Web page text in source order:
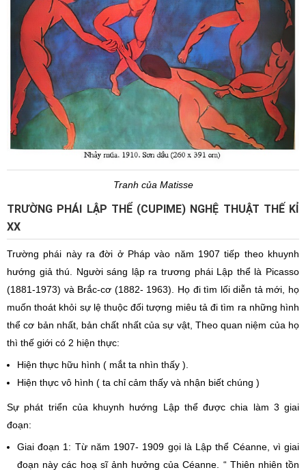
Tranh của Matisse
TRƯỜNG PHÁI LẬP THỂ (CUPIME) NGHỆ THUẬT THẾ KỈ
XX
Trường phái này ra đời ở Pháp vào năm 1907 tiếp theo khuynh
hướng giả thú. Người sáng lập ra trương phái Lập thể là Picasso
(1881-1973) và Brắc-cơ (1882- 1963). Họ đi tìm lối diễn tả mới, họ
muốn thoát khỏi sự lệ thuộc đối tượng miêu tả đi tìm ra những hình
thể cơ bản nhất, bản chất nhất của sự vật, Theo quan niệm của họ
thì thế giới có 2 hiện thực:
Hiện thực hữu hình ( mắt ta nhìn thấy ).
Hiện thực vô hình ( ta chỉ cảm thấy và nhận biết chúng )
Sự phát triển của khuynh hướng Lập thể được chia làm 3 giai
đoạn:
Giai đoạn 1: Từ năm 1907- 1909 gọi là Lập thể Céanne, vì giai
đoạn này các hoạ sĩ ảnh hưởng của Céanne. “ Thiên nhiên tồn